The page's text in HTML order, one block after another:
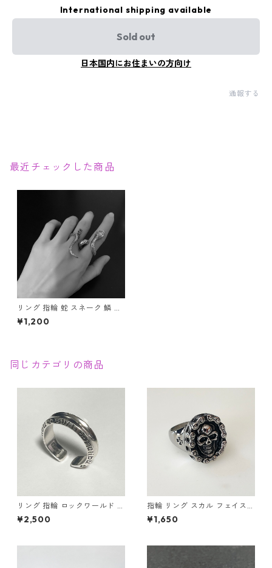
International shipping available
Sold out
日本国内にお住まいの方向け
通報する
最近チェックした商品
リング 指輪 蛇 スネーク 鱗 ト
ゥーリング 2本指 ツーフィン
ガー ツーリング 2本指リング
¥1,200
同じカテゴリの商品
リング 指輪 ロックワールド パ
ンク ロック レタリング 鏡面
ユニセックス
¥2,500
指輪 リング スカル フェイスチ
ェーン ドクロ 髑髏 パンク ロ
ック クロス メンズアクセサリ
¥1,650